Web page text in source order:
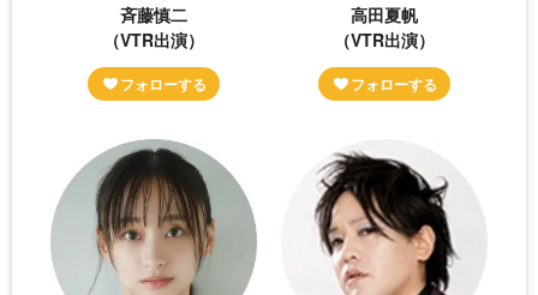
斉藤慎二
（VTR出演）
高田夏帆
（VTR出演）